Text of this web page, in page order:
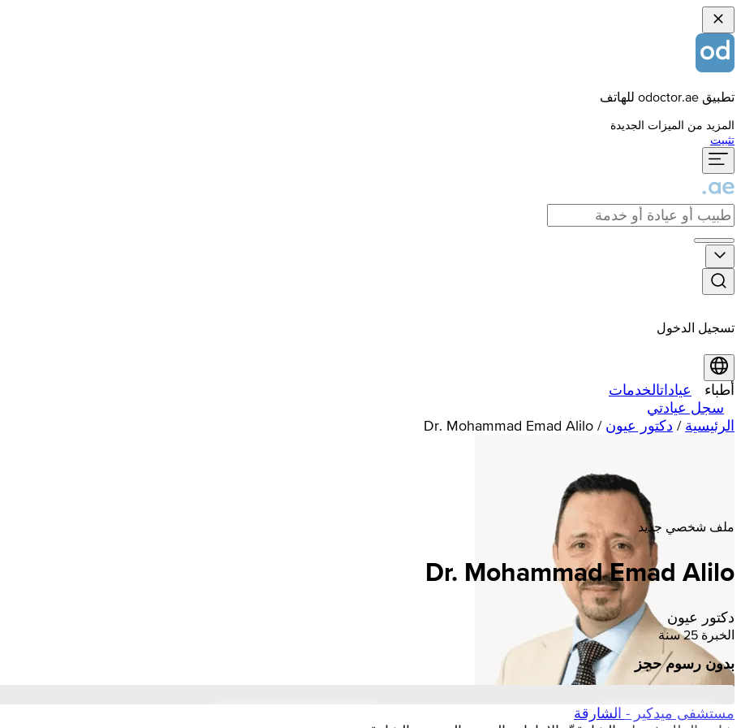
تطبيق odoctor.ae للهاتف
المزيد من الميزات الجديدة
تثبيت
تسجيل الدخول
أطباء عياداتالخدمات
سجل عيادتي
الرئيسية / دكتور عيون /
Dr. Mohammad Emad Alilo
ملف شخصي جديد
Dr. Mohammad Emad Alilo
دكتور عيون
الخبرة 25 سنة
بدون رسوم حجز
مستشفى ميدكير - الشارقة